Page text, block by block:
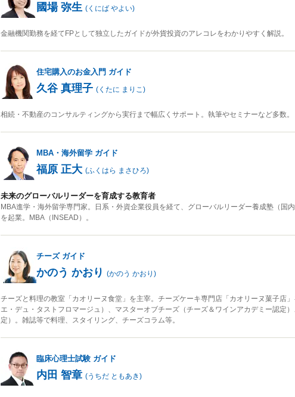
國場 弥生 ( くにば やよい)
金融機関勤務を経てFPとして独立したガイドが外貨投資のアレコレをわかりやすく解説。
住宅購入のお金入門 ガイド
久谷 真理子 ( くたに まりこ )
相続・不動産のコンサルティングから実行まで幅広くサポート。執筆やセミナーなど多数。
MBA・海外留学 ガイド
福原 正大 (ふくはら まさひろ)
未来のグローバルリーダーを育成する教育者
MBA進学・海外留学専門家。日系・外資企業役員を経て、グローバルリーダー養成塾（国
を起業。MBA（INSEAD）。
チーズガイド
かのう かおり (かのう かおり )
チーズと料理の教室「カオリーヌ食堂」を主宰。チーズケーキ専門店「カオリーヌ菓子店
エ・デュ・タストフロマージュ）、マスターオブチーズ（チーズ＆ワインアカデミー認定
定）。雑誌等で料理、スタイリング、チーズコラム等。
臨床心理士試験 ガイド
内田 智章 (うちだ ともあき)